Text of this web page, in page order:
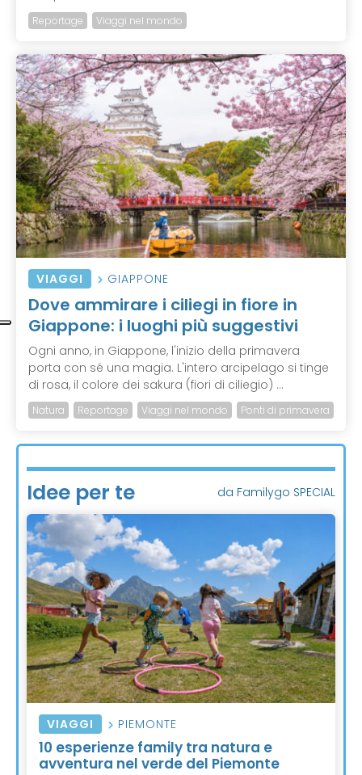
Reportage Viaggi nel mondo
VIAGGI GIAPPONE
Dove ammirare i ciliegi in fiore in
Giappone: i luoghi più suggestivi
Ogni anno, in Giappone, l'inizio della primavera
porta con sé una magia. L'intero arcipelago si tinge
di rosa, il colore dei sakura (fiori di ciliegio) ...
Natura Reportage Viaggi nel mondo Ponti di primavera
Idee per te da Familygo SPECIAL
VIAGGI PIEMONTE
10 esperienze family tra natura e
avventura nel verde del Piemonte